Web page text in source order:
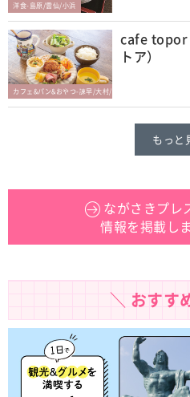
洋食-島原/雲仙/小浜
カフェ&パン&おやつ-諫早/大村/東彼杵
cafe topor
トア）
もっと
ながさきプレ
情報を掲載し
＼ おすす